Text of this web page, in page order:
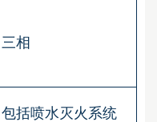
相
括喷水灭火系统